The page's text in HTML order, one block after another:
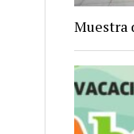
Muestra